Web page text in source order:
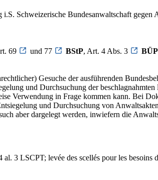
Schweizerische Bundesanwaltschaft gegen
69 und 77 BStP, Art. 4 Abs. 3
Gesuche der ausführenden
und Durchsuchung der
Verwendung in Frage kommen kann. Bei
und Durchsuchung von
aber dargelegt werden, inwiefern die
3 LSCPT; levée des scellés pour les